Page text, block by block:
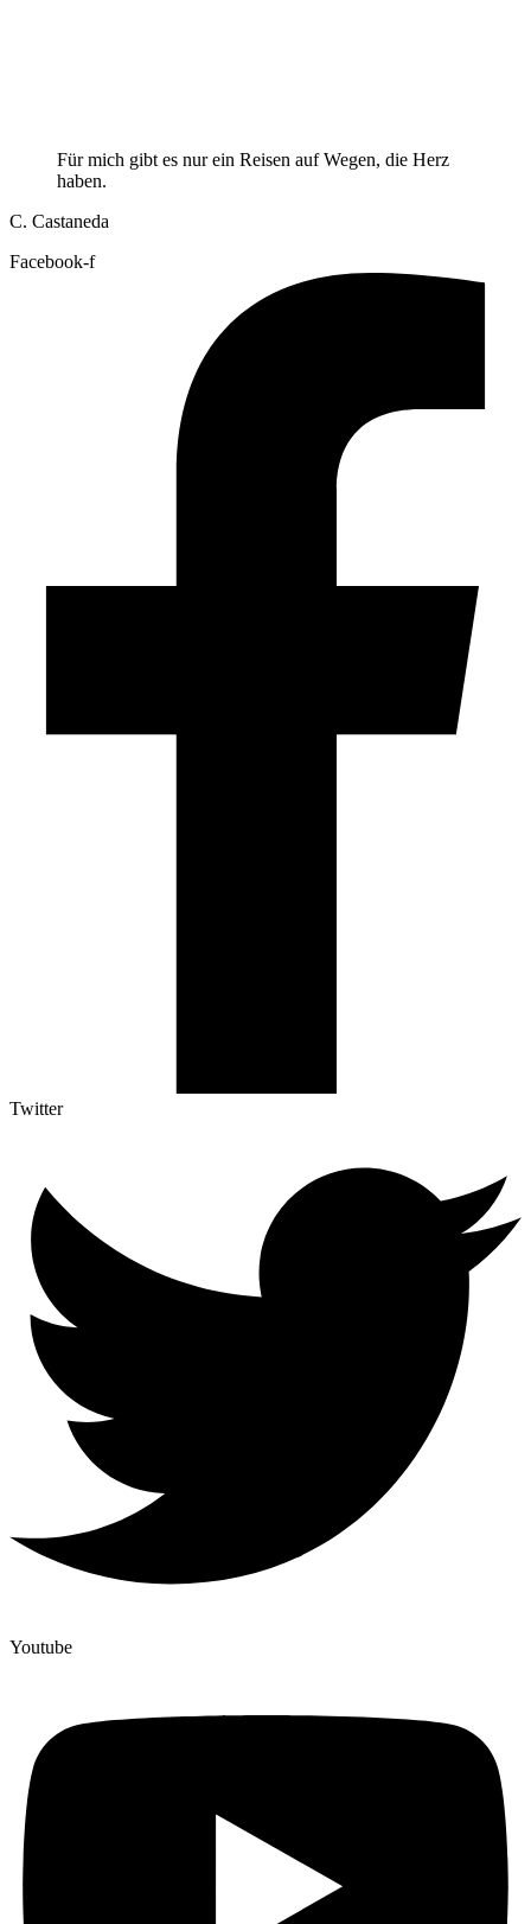
Für mich gibt es nur ein Reisen auf Wegen, die Herz
haben.
C. Castaneda
Facebook-f
Twitter
Youtube